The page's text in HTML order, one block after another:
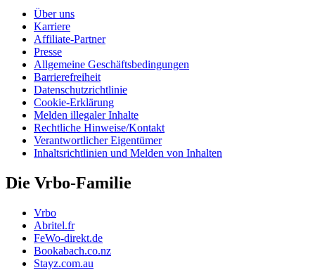
Über uns
Karriere
Affiliate-Partner
Presse
Allgemeine Geschäftsbedingungen
Barrierefreiheit
Datenschutzrichtlinie
Cookie-Erklärung
Melden illegaler Inhalte
Rechtliche Hinweise/Kontakt
Verantwortlicher Eigentümer
Inhaltsrichtlinien und Melden von Inhalten
Die Vrbo-Familie
Vrbo
Abritel.fr
FeWo-direkt.de
Bookabach.co.nz
Stayz.com.au